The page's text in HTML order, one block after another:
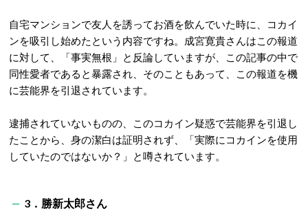
自宅マンションで友人を誘ってお酒を飲んでいた時に、コカイ
ンを吸引し始めたという内容ですね。成宮寛貴さんはこの報道
に対して、「事実無根」と反論していますが、この記事の中で
同性愛者であると暴露され、そのこともあって、この報道を機
に芸能界を引退されています。
逮捕されていないものの、このコカイン疑惑で芸能界を引退し
たことから、身の潔白は証明されず、「実際にコカインを使用
していたのではないか？」と噂されています。
3．勝新太郎さん